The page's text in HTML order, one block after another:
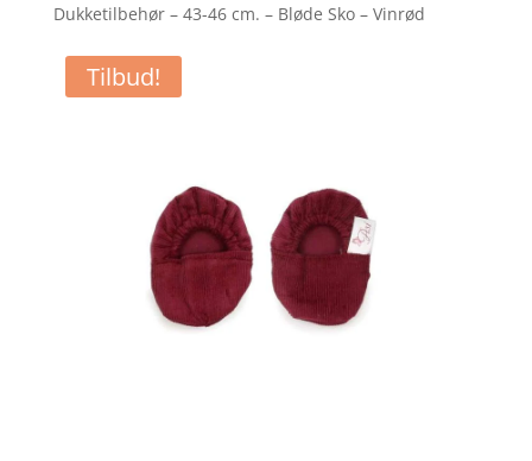
Dukketilbehør – 43-46 cm. – Bløde Sko – Vinrød
Tilbud!